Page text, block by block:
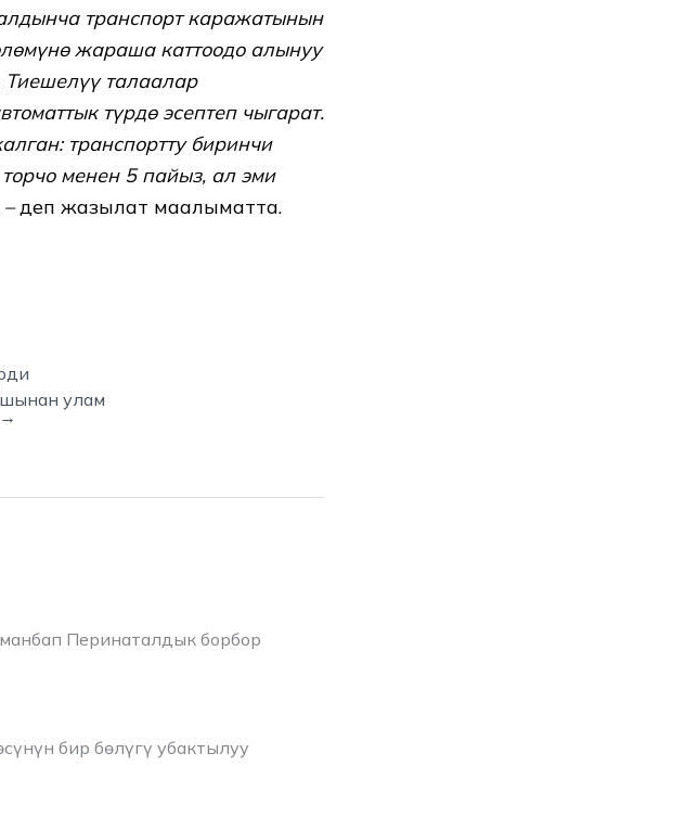
транспорт каражатынын
жараша каттоодо алынуу
талаалар
түрдө эсептеп чыгарат.
транспортту биринчи
менен 5 пайыз, ал эми
деп жазылат маалыматта.
улам
Перинаталдык борбор
бир бөлүгү убактылуу